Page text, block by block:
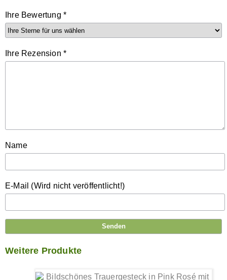
Ihre Bewertung *
Ihre Rezension *
Name
E-Mail (Wird nicht veröffentlicht!)
Weitere Produkte